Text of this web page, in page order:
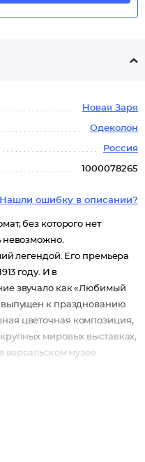
Новая Заря
Одеколон
Россия
1000078265
Нашли ошибку в описании?
без которого нет
невозможно.
легендой. Его премьера
году. И в
звучало как «Любимый
к празднованию
цветочная композиция,
мировых выставках,
версальском музее
с верхних нот.
бергамота,